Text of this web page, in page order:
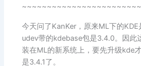
今天问了KanKer，原来ML下的
udev带的kdebase包是3.4.0。因此
装在ML的新系统上，要先升级kde
是3.4.1了。